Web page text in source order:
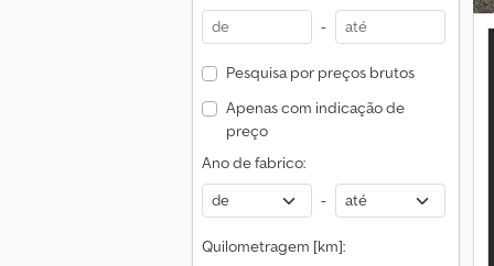
-
Pesquisa por preços brutos
Apenas com indicação de
preço
Ano de fabrico:
-
Quilometragem [km]: